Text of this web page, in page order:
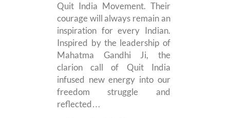
Quit India Movement. Their
courage will always remain an
inspiration for every Indian.
Inspired by the leadership of
Mahatma Gandhi Ji, the
clarion call of Quit India
infused new energy into our
freedom struggle and
reflected…